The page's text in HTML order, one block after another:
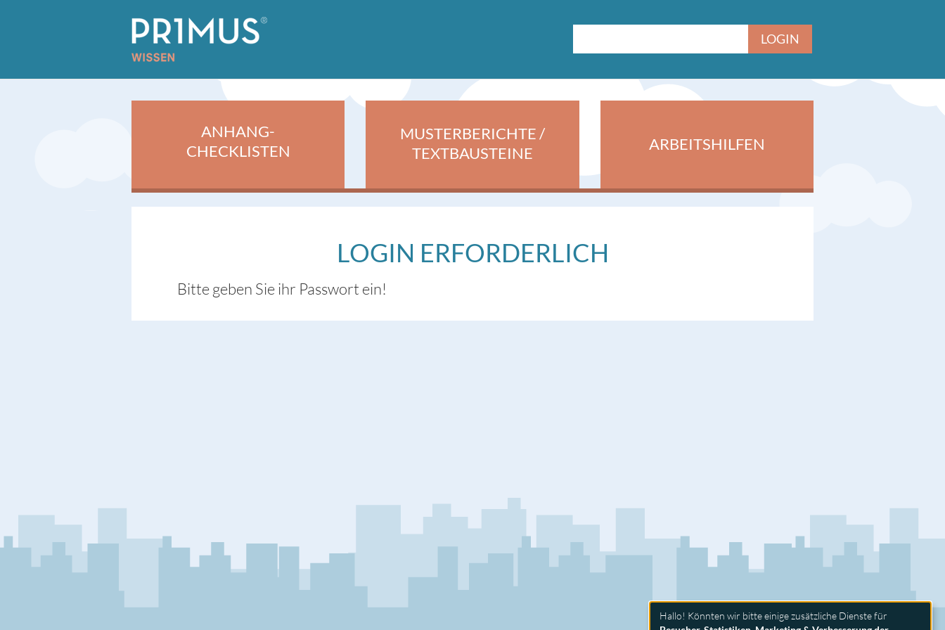
ANHANG-
CHECKLISTEN
MUSTERBERICHTE /
TEXTBAUSTEINE
ARBEITSHILFEN
LOGIN ERFORDERLICH
Bitte geben Sie ihr Passwort ein!
Hallo! Könnten wir bitte einige zusätzliche Dienste für